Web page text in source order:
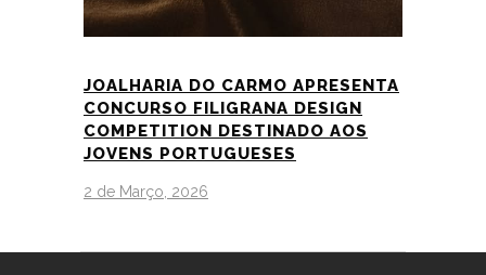
JOALHARIA DO CARMO APRESENTA
CONCURSO FILIGRANA DESIGN
COMPETITION DESTINADO AOS
JOVENS PORTUGUESES
2 de Março, 2026